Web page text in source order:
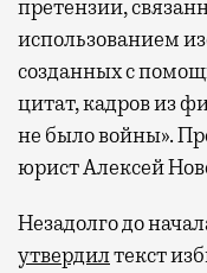
претензии,
использованием
созданных с
цитат, кадров из
не было войны».
юрист Алексей
Незадолго до
утвердилтекст